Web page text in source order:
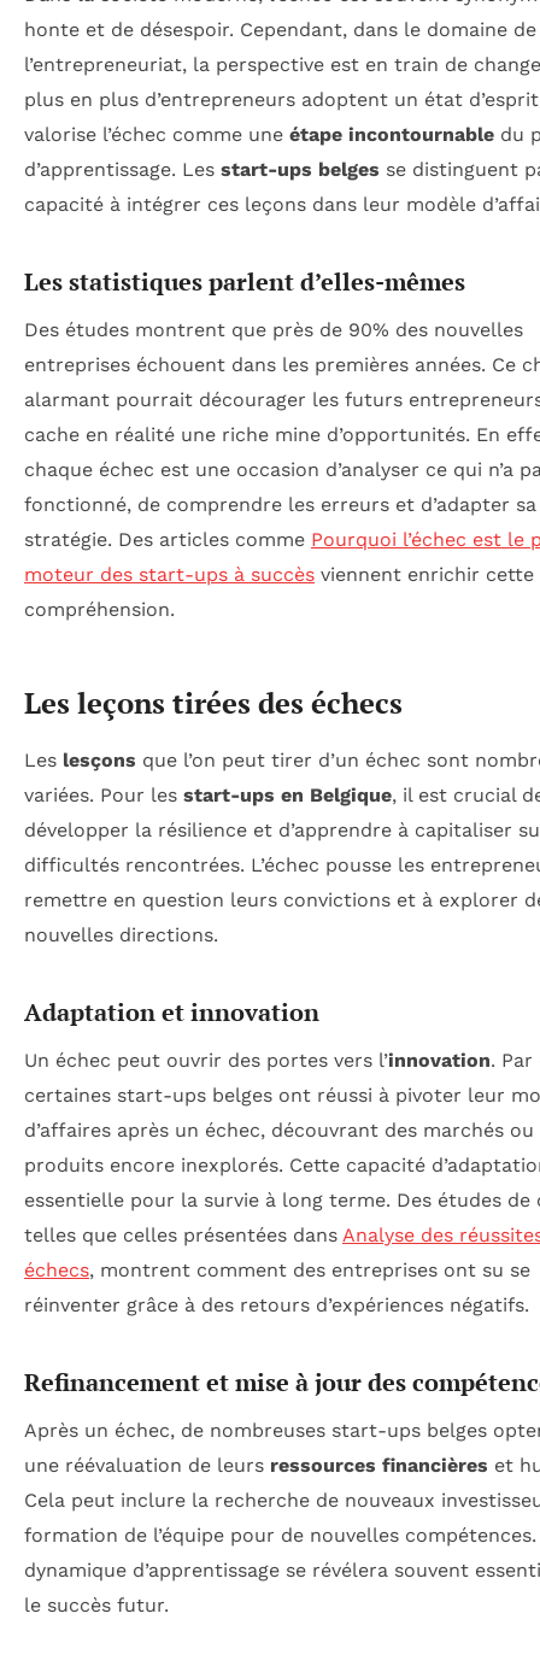
honte et de désespoir. Cependant, dans le domaine de
l’entrepreneuriat, la perspective est en train de
plus en plus d’entrepreneurs adoptent un état
valorise l’échec comme une étape incontournable du
d’apprentissage. Les start-ups belges se distinguent
capacité à intégrer ces leçons dans leur modèle
Les statistiques parlent d’elles-mêmes
Des études montrent que près de 90% des nouvelles
entreprises échouent dans les premières années. Ce
alarmant pourrait décourager les futurs
cache en réalité une riche mine d’opportunités. En
chaque échec est une occasion d’analyser ce qui n’a
fonctionné, de comprendre les erreurs et d’adapter sa
stratégie. Des articles comme Pourquoi l’échec est le
moteur des start-ups à succès viennent enrichir cette
compréhension.
Les leçons tirées des échecs
Les lesçons que l’on peut tirer d’un échec sont
variées. Pour les start-ups en Belgique, il est crucial
développer la résilience et d’apprendre à capitaliser
difficultés rencontrées. L’échec pousse les
remettre en question leurs convictions et à explorer
nouvelles directions.
Adaptation et innovation
Un échec peut ouvrir des portes vers l’innovation. Par
certaines start-ups belges ont réussi à pivoter leur
d’affaires après un échec, découvrant des marchés ou
produits encore inexplorés. Cette capacité
essentielle pour la survie à long terme. Des études de
telles que celles présentées dans Analyse des
échecs, montrent comment des entreprises ont su se
réinventer grâce à des retours d’expériences négatifs.
Refinancement et mise à jour des
Après un échec, de nombreuses start-ups belges
une réévaluation de leurs ressources financières et
Cela peut inclure la recherche de nouveaux
formation de l’équipe pour de nouvelles
dynamique d’apprentissage se révélera souvent
le succès futur.